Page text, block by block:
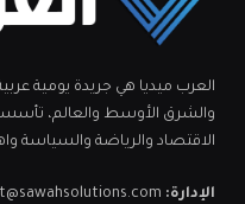
العرب ميديا هي جريدة يومية
الاقتصاد والرياضة والسياسة
الإدارة: